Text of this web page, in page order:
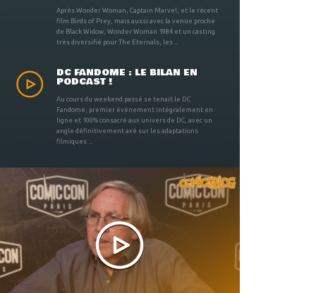
Après Wonder Woman, Captain Marvel, et le récent
film Birds of Prey, mais aussi avec la venue proche
de Black Widow, Wonder Woman 1984 et un casting
très diversifié pour The Eternals, les ...
DC FANDOME : LE BILAN EN
PODCAST !
Au cours du weekend passé se tenait le DC
Fandome, premier évènement intégralement en
ligne et 100% consacré aux univers de DC, avec un
angle définitivement axé sur les adaptations
filmiques ...